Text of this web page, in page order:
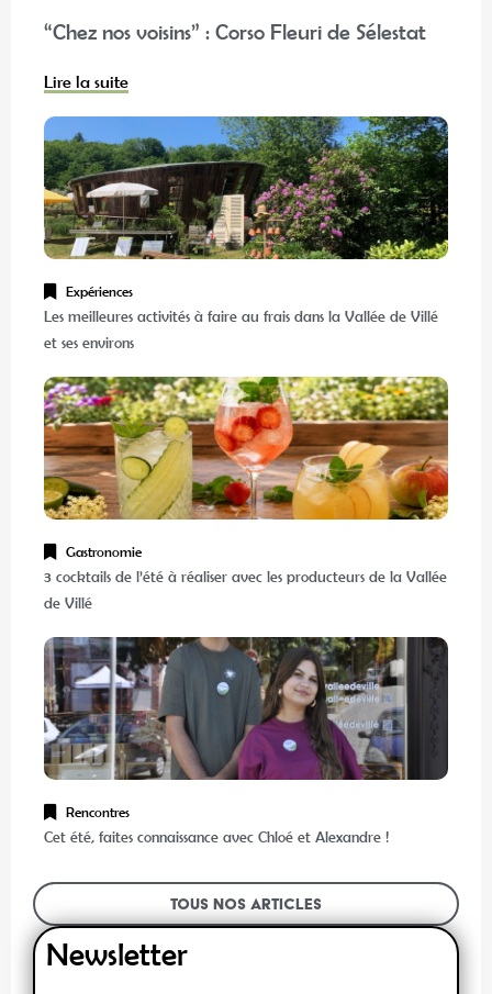
“Chez nos voisins” : Corso Fleuri de Sélestat
Lire la suite
Expériences
Les meilleures activités à faire au frais dans la Vallée de Villé
et ses environs
Gastronomie
3 cocktails de l’été à réaliser avec les producteurs de la Vallée
de Villé
Rencontres
Cet été, faites connaissance avec Chloé et Alexandre !
Tous nos articles
Newsletter